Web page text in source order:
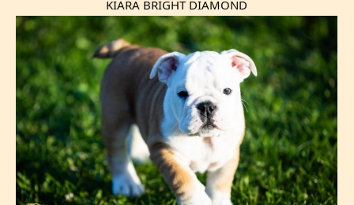
KIARA BRIGHT DIAMOND